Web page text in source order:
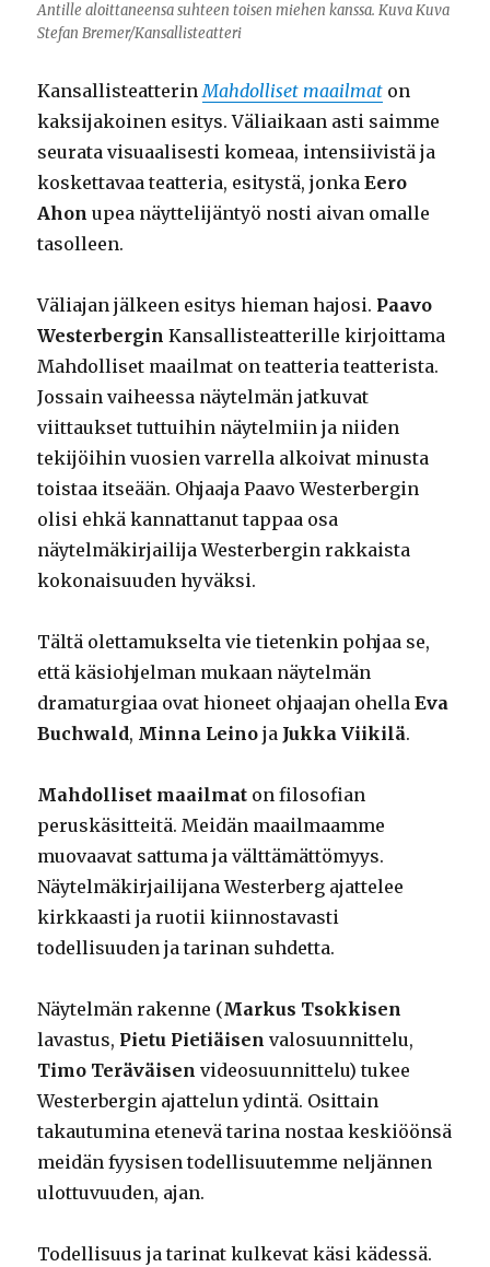
Antille aloittaneensa suhteen toisen miehen kanssa. Kuva Kuva
Stefan Bremer/Kansallisteatteri
KansallisteatterinMahdolliset maailmat on
kaksijakoinen esitys. Väliaikaan asti saimme
seurata visuaalisesti komeaa, intensiivistä ja
koskettavaa teatteria, esitystä, jonkaEero
Ahon upea näyttelijäntyö nosti aivan omalle
tasolleen.
Väliajan jälkeen esitys hieman hajosi. Paavo
Westerbergin Kansallisteatterille kirjoittama
Mahdolliset maailmat on teatteria teatterista.
Jossain vaiheessa näytelmän jatkuvat
viittaukset tuttuihin näytelmiin ja niiden
tekijöihin vuosien varrella alkoivat minusta
toistaa itseään. Ohjaaja Paavo Westerbergin
olisi ehkä kannattanut tappaa osa
näytelmäkirjailija Westerbergin rakkaista
kokonaisuuden hyväksi.
Tältä olettamukselta vie tietenkin pohjaa se,
että käsiohjelman mukaan näytelmän
dramaturgiaa ovat hioneet ohjaajan ohellaEva
Buchwald, Minna Leino ja Jukka Viikilä.
Mahdolliset maailmat on filosofian
peruskäsitteitä. Meidän maailmaamme
muovaavat sattuma ja välttämättömyys.
Näytelmäkirjailijana Westerberg ajattelee
kirkkaasti ja ruotii kiinnostavasti
todellisuuden ja tarinan suhdetta.
Näytelmän rakenne (Markus Tsokkisen
lavastus, Pietu Pietiäisen valosuunnittelu,
Timo Teräväisen videosuunnittelu) tukee
Westerbergin ajattelun ydintä. Osittain
takautumina etenevä tarina nostaa keskiöönsä
meidän fyysisen todellisuutemme neljännen
ulottuvuuden, ajan.
Todellisuus ja tarinat kulkevat käsi kädessä.